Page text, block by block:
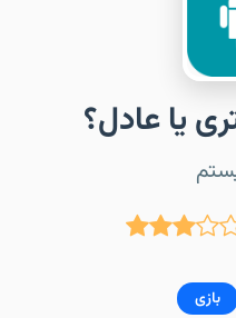
یا عادل؟
بازی